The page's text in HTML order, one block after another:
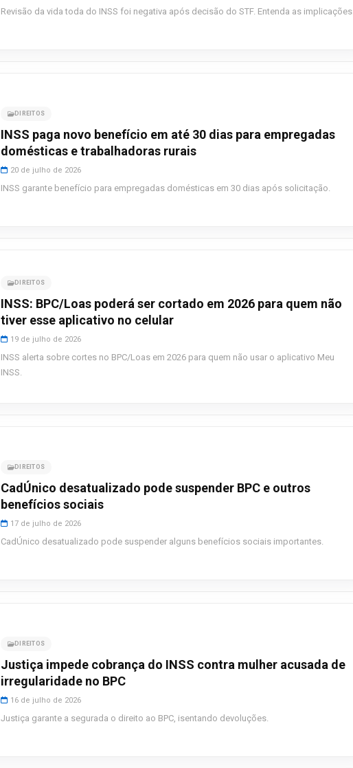
Revisão da vida toda do INSS foi negativa após decisão do STF. Entenda as implicações.
DIREITOS
INSS paga novo benefício em até 30 dias para empregadas
domésticas e trabalhadoras rurais
20 de julho de 2026
INSS garante benefício para empregadas domésticas em 30 dias após solicitação.
DIREITOS
INSS: BPC/Loas poderá ser cortado em 2026 para quem não
tiver esse aplicativo no celular
19 de julho de 2026
INSS alerta sobre cortes no BPC/Loas em 2026 para quem não usar o aplicativo Meu
INSS.
DIREITOS
CadÚnico desatualizado pode suspender BPC e outros
benefícios sociais
17 de julho de 2026
CadÚnico desatualizado pode suspender alguns benefícios sociais importantes.
DIREITOS
Justiça impede cobrança do INSS contra mulher acusada de
irregularidade no BPC
16 de julho de 2026
Justiça garante a segurada o direito ao BPC, isentando devoluções.